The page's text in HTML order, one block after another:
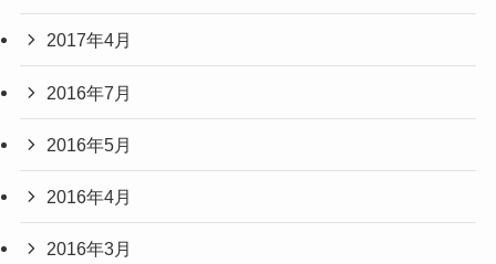
2017年4月
2016年7月
2016年5月
2016年4月
2016年3月